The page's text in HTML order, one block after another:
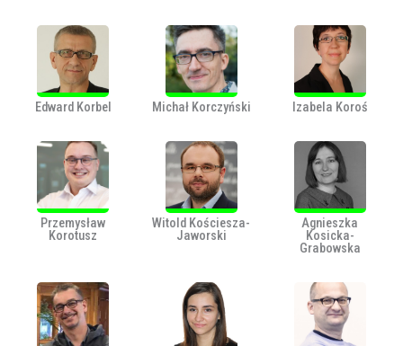
Edward Korbel Michał Korczyński Izabela Koroś
Przemysław
Korotusz
Witold Kościesza-
Jaworski
Agnieszka
Kosicka-
Grabowska